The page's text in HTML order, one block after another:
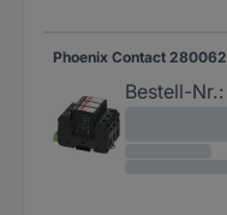
Bestell-Nr.: